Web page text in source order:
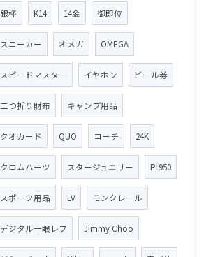
銀杯 K14 14金 御即位
スニーカー オメガ OMEGA
スピードマスター イヤホン ビール券
二つ折り財布 キャンプ用品
クオカード QUO コーチ 24K
クロムハーツ スタージュエリー Pt950
スポーツ用品 LV モンクレール
デジタル一眼レフ Jimmy Choo